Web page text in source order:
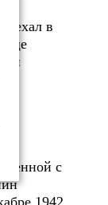
в
с
1942